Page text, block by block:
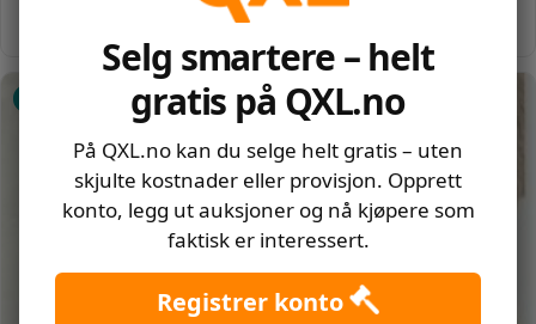
Utropspris:
Selg smartere – helt
gratis på QXL.no
På QXL.no kan du selge helt gratis – uten
skjulte kostnader eller provisjon. Opprett
konto, legg ut auksjoner og nå kjøpere som
faktisk er interessert.
Registrer konto